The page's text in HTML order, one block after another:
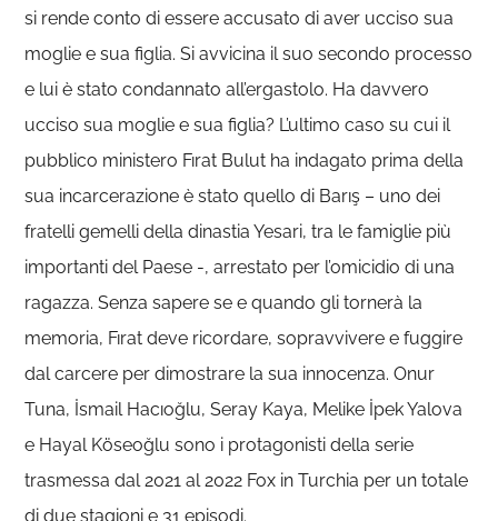
si rende conto di essere accusato di aver ucciso sua
moglie e sua figlia. Si avvicina il suo secondo processo
e lui è stato condannato all’ergastolo. Ha davvero
ucciso sua moglie e sua figlia? L’ultimo caso su cui il
pubblico ministero Fırat Bulut ha indagato prima della
sua incarcerazione è stato quello di Barış – uno dei
fratelli gemelli della dinastia Yesari, tra le famiglie più
importanti del Paese -, arrestato per l’omicidio di una
ragazza. Senza sapere se e quando gli tornerà la
memoria, Fırat deve ricordare, sopravvivere e fuggire
dal carcere per dimostrare la sua innocenza. Onur
Tuna, İsmail Hacıoğlu, Seray Kaya, Melike İpek Yalova
e Hayal Köseoğlu sono i protagonisti della serie
trasmessa dal 2021 al 2022 Fox in Turchia per un totale
di due stagioni e 31 episodi.